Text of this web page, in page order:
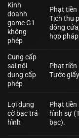
Kinh
doanh
game G1
không
phép
Phạt
Tịch thu
đóng
hợp
Cung cấp
sai nội
dung cấp
phép
Phạt
Tước
Lợi dụng
cờ bạc trá
hình
Phạt tiền
hình sự
bạc).